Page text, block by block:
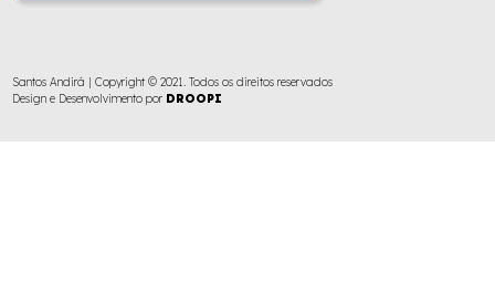
Santos Andirá | Copyright © 2021. Todos os direitos reservados
Design e Desenvolvimento por DROOPI